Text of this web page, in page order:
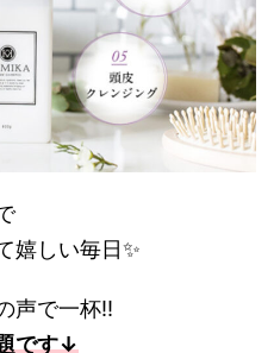
嬉しい毎日✨
声で一杯!!
です↓